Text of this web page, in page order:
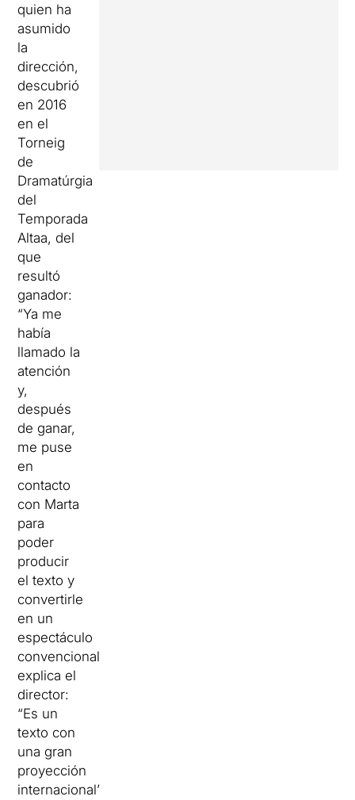
quien ha
asumido
la
dirección,
descubrió
en 2016
en el
Torneig
de
Dramatúrgia
del
Temporada
Altaa, del
que
resultó
ganador:
“Ya me
había
llamado la
atención
y,
después
de ganar,
me puse
en
contacto
con Marta
para
poder
producir
el texto y
convertirle
en un
espectáculo
convencional”,
explica el
director:
“Es un
texto con
una gran
proyección
internacional”,